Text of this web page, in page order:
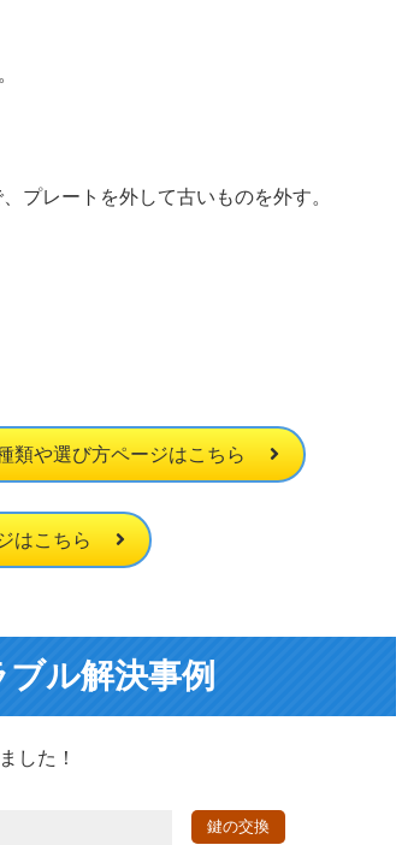
プレートを外して古いものを外す。
類や選び方ページはこちら
はこちら
ブル解決事例
した！
鍵の交換